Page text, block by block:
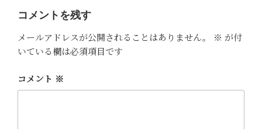
コメントを残す
メールアドレスが公開されることはありません。 ※ が付
いている欄は必須項目です
コメント ※